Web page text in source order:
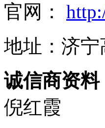
官网：
地址：济
诚信商资料
倪红霞